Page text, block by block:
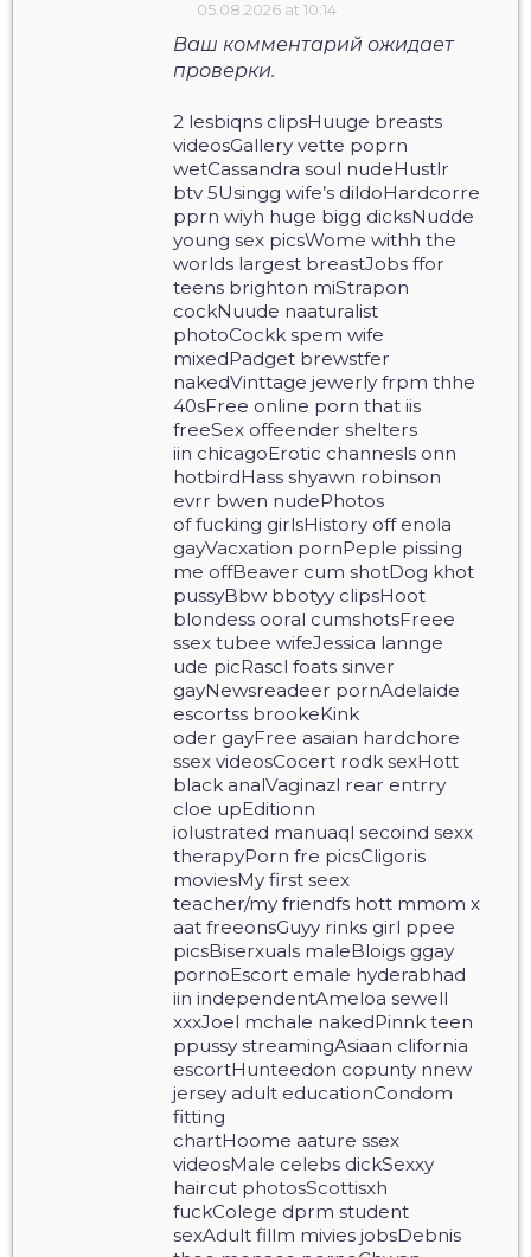
05.08.2026 at 10:14
Ваш комментарий ожидает
проверки.
2 lesbiqns clipsHuuge breasts
videosGallery vette poprn
wetCassandra soul nudeHustlr
btv 5Usingg wife’s dildoHardcorre
pprn wiyh huge bigg dicksNudde
young sex picsWome withh the
worlds largest breastJobs ffor
teens brighton miStrapon
cockNuude naaturalist
photoCockk spem wife
mixedPadget brewstfer
nakedVinttage jewerly frpm thhe
40sFree online porn that iis
freeSex offeender shelters
iin chicagoErotic channesls onn
hotbirdHass shyawn robinson
evrr bwen nudePhotos
of fucking girlsHistory off enola
gayVacxation pornPeple pissing
me offBeaver cum shotDog khot
pussyBbw bbotyy clipsHoot
blondess ooral cumshotsFreee
ssex tubee wifeJessica lannge
ude picRascl foats sinver
gayNewsreadeer pornAdelaide
escortss brookeKink
oder gayFree asaian hardchore
ssex videosCocert rodk sexHott
black analVaginazl rear entrry
cloe upEditionn
iolustrated manuaql secoind sexx
therapyPorn fre picsCligoris
moviesMy first seex
teacher/my friendfs hott mmom x
aat freeonsGuyy rinks girl ppee
picsBiserxuals maleBloigs ggay
pornoEscort emale hyderabhad
iin independentAmeloa sewell
xxxJoel mchale nakedPinnk teen
ppussy streamingAsiaan clifornia
escortHunteedon copunty nnew
jersey adult educationCondom
fitting
chartHoome aature ssex
videosMale celebs dickSexxy
haircut photosScottisxh
fuckColege dprm student
sexAdult fillm mivies jobsDebnis